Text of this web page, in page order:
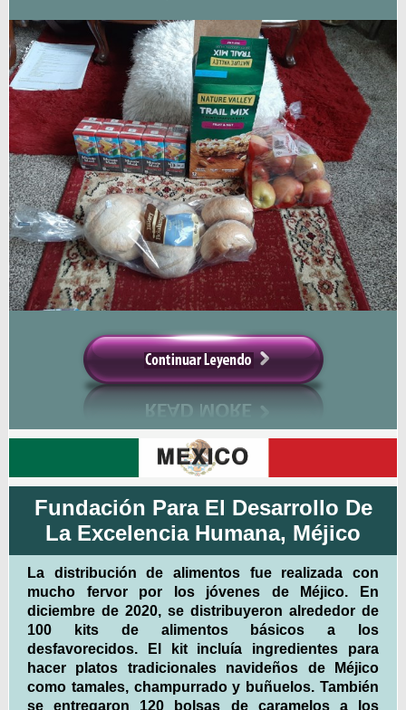
Fundación Para El Desarrollo De
La Excelencia Humana, Méjico
La distribución de alimentos fue realizada con
mucho fervor por los jóvenes de Méjico. En
diciembre de 2020, se distribuyeron alrededor de
100 kits de alimentos básicos a los
desfavorecidos. El kit incluía ingredientes para
hacer platos tradicionales navideños de Méjico
como tamales, champurrado y buñuelos. También
se entregaron 120 bolsas de caramelos a los